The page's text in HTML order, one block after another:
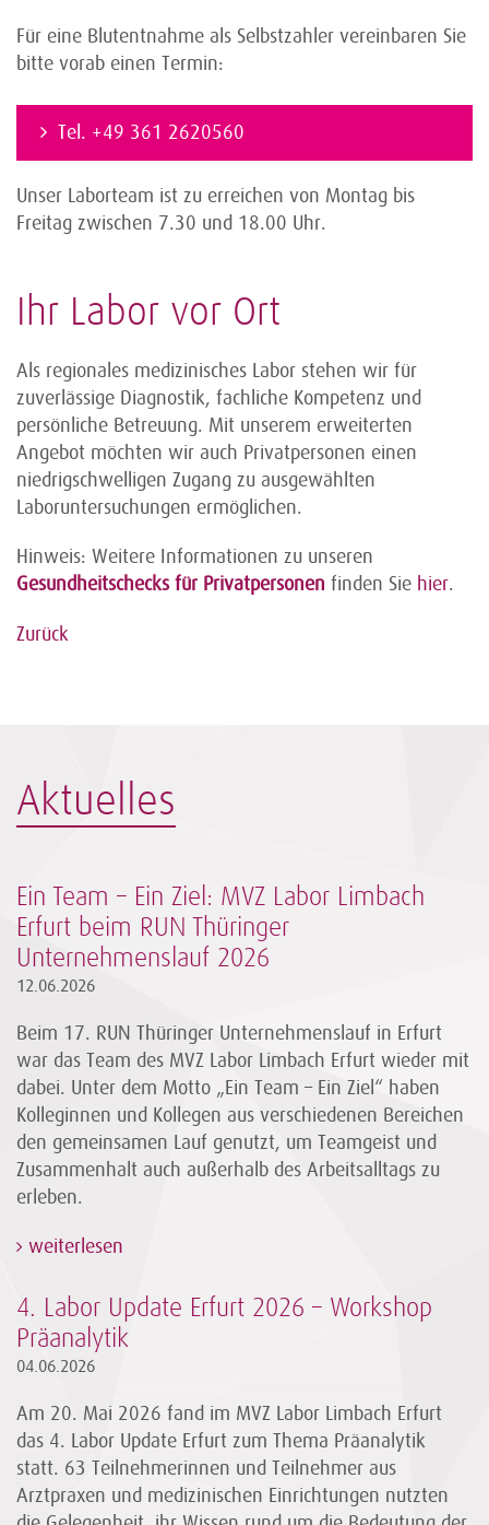
Für eine Blutentnahme als Selbstzahler vereinbaren Sie
bitte vorab einen Termin:
Tel. +49 361 2620560
Unser Laborteam ist zu erreichen von Montag bis
Freitag zwischen 7.30 und 18.00 Uhr.
Ihr Labor vor Ort
Als regionales medizinisches Labor stehen wir für
zuverlässige Diagnostik, fachliche Kompetenz und
persönliche Betreuung. Mit unserem erweiterten
Angebot möchten wir auch Privatpersonen einen
niedrigschwelligen Zugang zu ausgewählten
Laboruntersuchungen ermöglichen.
Hinweis: Weitere Informationen zu unseren
Gesundheitschecks für Privatpersonen finden Sie hier.
Zurück
Aktuelles
Ein Team – Ein Ziel: MVZ Labor Limbach
Erfurt beim RUN Thüringer
Unternehmenslauf 2026
12.06.2026
Beim 17. RUN Thüringer Unternehmenslauf in Erfurt
war das Team des MVZ Labor Limbach Erfurt wieder mit
dabei. Unter dem Motto „Ein Team – Ein Ziel“ haben
Kolleginnen und Kollegen aus verschiedenen Bereichen
den gemeinsamen Lauf genutzt, um Teamgeist und
Zusammenhalt auch außerhalb des Arbeitsalltags zu
erleben.
weiterlesen
4. Labor Update Erfurt 2026 – Workshop
Präanalytik
04.06.2026
Am 20. Mai 2026 fand im MVZ Labor Limbach Erfurt
das 4. Labor Update Erfurt zum Thema Präanalytik
statt. 63 Teilnehmerinnen und Teilnehmer aus
Arztpraxen und medizinischen Einrichtungen nutzten